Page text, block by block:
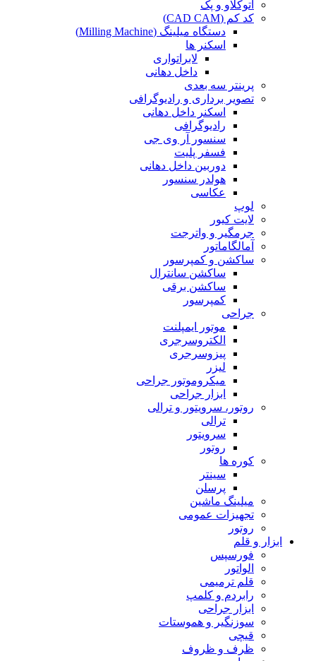
اتوکلاو و پک
کد کم (CAD CAM)
دستگاه میلینگ (Milling Machine)
اسکنر ها
لابراتواری
داخل دهانی
پرینتر سه بعدی
تصویر برداری و رادیوگرافی
اسکنر داخل دهانی
رادیوگرافی
سنسور آر وی جی
فسفر پلیت
دوربین داخل دهانی
هولدر سنسور
عکاسی
لوپ
لایت کیور
جرمگیر و واترجت
آمالگاماتور
ساکشن و کمپرسور
ساکشن سانترال
ساکشن برقی
کمپرسور
جراحی
موتور ایمپلنت
الکتروسرجری
پیزوسرجری
لیزر
میکروموتور جراحی
ابزار جراحی
روتور، سرویتور و ترالی
ترالی
سرویتور
روتور
کوره ها
سینتر
پرسلن
میلینگ ماشین
تجهیزات عمومی
روتور
ابزار و قلم
فورسپس
الواتور
قلم ترمیمی
رابردم و کلمپ
ابزار جراحی
سوزنگیر و هموستات
قیچی
ظرف و ظروف